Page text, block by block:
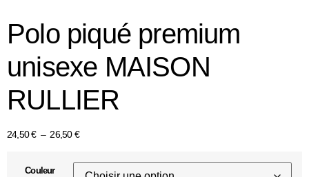
Polo piqué premium
unisexe MAISON
RULLIER
24,50€ – 26,50€
Couleur